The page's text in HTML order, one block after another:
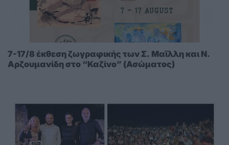
7-17/8 έκθεση ζωγραφικής των Σ. Μαϊλλη και Ν.
Αρζουμανίδη στο “Καζίνο” (Ασώματος)